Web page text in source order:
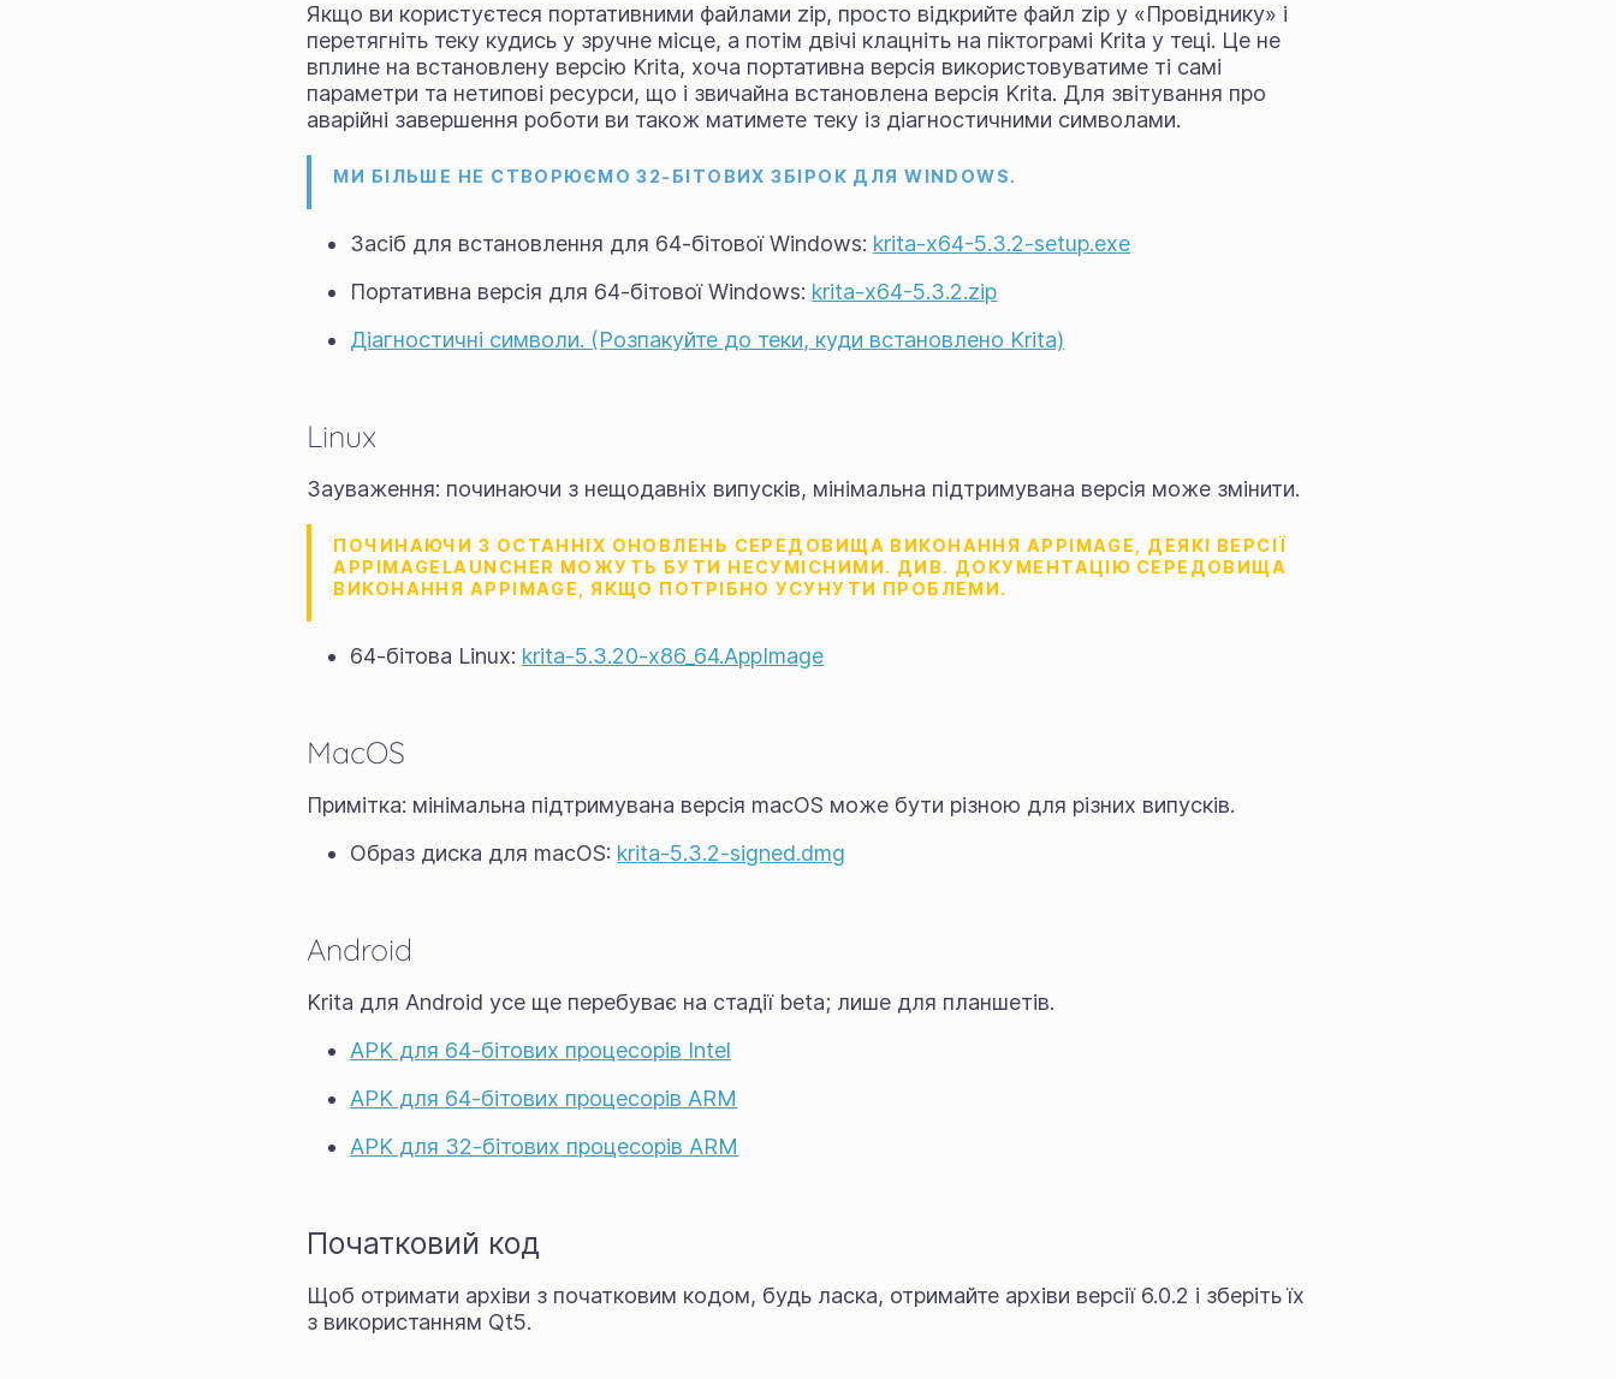
Якщо ви користуєтеся портативними файлами zip, просто відкрийте файл zip у «Провіднику» і
перетягніть теку кудись у зручне місце, а потім двічі клацніть на піктограмі Krita у теці. Це не
вплине на встановлену версію Krita, хоча портативна версія використовуватиме ті самі
параметри та нетипові ресурси, що і звичайна встановлена версія Krita. Для звітування про
аварійні завершення роботи ви також матимете теку із діагностичними символами.
МИ БІЛЬШЕ НЕ СТВОРЮЄМО 32-БІТОВИХ ЗБІРОК ДЛЯ WINDOWS.
Засіб для встановлення для 64-бітової Windows: krita-x64-5.3.2-setup.exe
Портативна версія для 64-бітової Windows: krita-x64-5.3.2.zip
Діагностичні символи. (Розпакуйте до теки, куди встановлено Krita)
Linux
Зауваження: починаючи з нещодавніх випусків, мінімальна підтримувана версія може змінити.
ПОЧИНАЮЧИ З ОСТАННІХ ОНОВЛЕНЬ СЕРЕДОВИЩА ВИКОНАННЯ APPIMAGE, ДЕЯКІ ВЕРСІЇ
APPIMAGELAUNCHER МОЖУТЬ БУТИ НЕСУМІСНИМИ. ДИВ. ДОКУМЕНТАЦІЮ СЕРЕДОВИЩА
ВИКОНАННЯ APPIMAGE, ЯКЩО ПОТРІБНО УСУНУТИ ПРОБЛЕМИ.
64-бітова Linux: krita-5.3.20-x86_64.AppImage
MacOS
Примітка: мінімальна підтримувана версія macOS може бути різною для різних випусків.
Образ диска для macOS: krita-5.3.2-signed.dmg
Android
Krita для Android усе ще перебуває на стадії beta; лише для планшетів.
APK для 64-бітових процесорів Intel
APK для 64-бітових процесорів ARM
APK для 32-бітових процесорів ARM
Початковий код
Щоб отримати архіви з початковим кодом, будь ласка, отримайте архіви версії 6.0.2 і зберіть їх
з використанням Qt5.